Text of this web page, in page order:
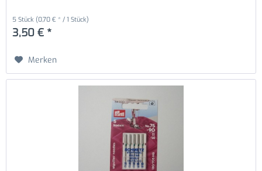
5 Stück (0,70 € * / 1 Stück)
3,50 € *
Merken